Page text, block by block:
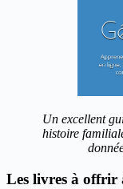
Un excellent
histoire
Les livres à offrir